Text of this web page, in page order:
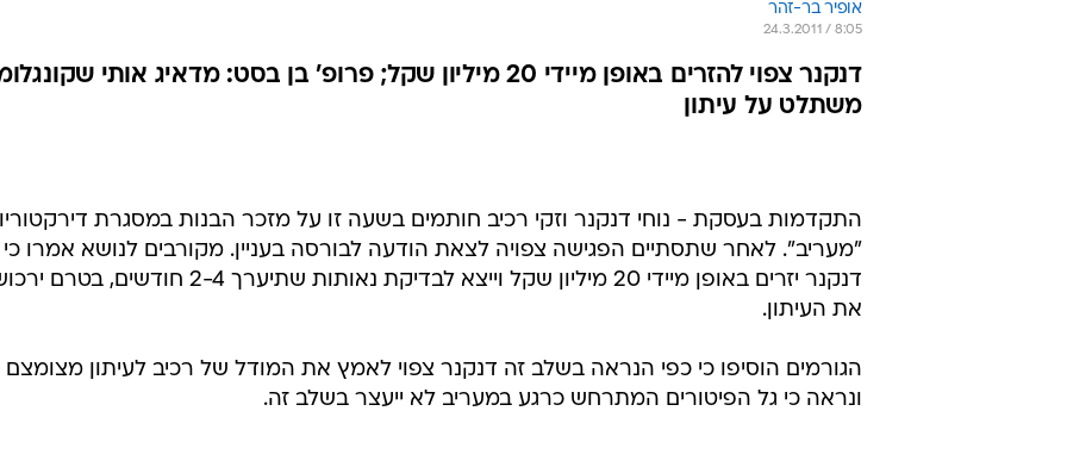
אופיר בר-זהר
24.3.2011 / 8:05
דנקנר צפוי להזרים באופן מיידי 20 מיליון שקל; פרופ' בן בסט: מדאיג אותי
משתלט על עיתון
התקדמות בעסקת - נוחי דנקנר וזקי רכיב חותמים בשעה זו על מזכר הבנות במסגרת
"מעריב". לאחר שתסתיים הפגישה צפויה לצאת הודעה לבורסה בעניין. מקורבים לנושא אמרו כי
דנקנר יזרים באופן מיידי 20 מיליון שקל וייצא לבדיקת נאותות שתיערך 2-4 חודשים, בטרם
את העיתון.
הגורמים הוסיפו כי כפי הנראה בשלב זה דנקנר צפוי לאמץ את המודל של רכיב לעיתון מצומצם
ונראה כי גל הפיטורים המתרחש כרגע במעריב לא ייעצר בשלב זה.